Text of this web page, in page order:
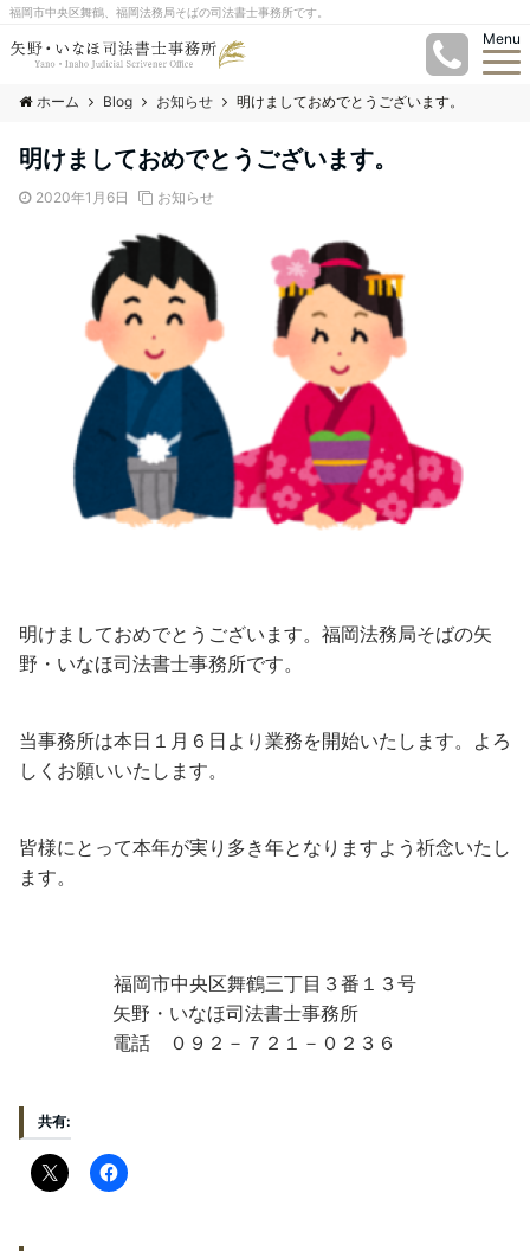
福岡市中央区舞鶴、福岡法務局そばの司法書士事務所です。
Menu
ホーム Blog お知らせ 明けましておめでとうございます。
明けましておめでとうございます。
2020年1月6日 お知らせ
明けましておめでとうございます。福岡法務局そばの矢
野・いなほ司法書士事務所です。
当事務所は本日１月６日より業務を開始いたします。よろ
しくお願いいたします。
皆様にとって本年が実り多き年となりますよう祈念いたし
ます。
福岡市中央区舞鶴三丁目３番１３号
矢野・いなほ司法書士事務所
電話 ０９２－７２１－０２３６
共有: